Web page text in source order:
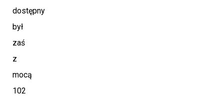
dostępny
był
zaś
z
mocą
102